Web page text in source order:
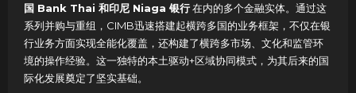
国 Bank Thai 和印尼 Niaga 银行在内的多个金融实体。通过这
系列并购与重组，CIMB迅速搭建起横跨多国的业务框架，不仅在银
行业务方面实现全能化覆盖，还构建了横跨多市场、文化和监管环
境的操作经验。这一独特的本土驱动+区域协同模式，为其后来的国
际化发展奠定了坚实基础。